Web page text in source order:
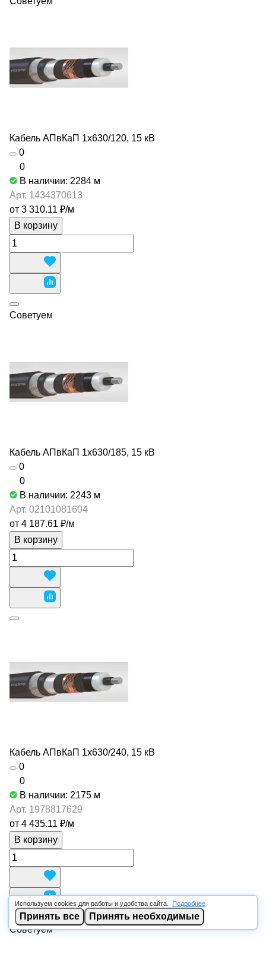
Кабель АПвКаП 1х630/120, 15 кВ
0
0
В наличии: 2284 м
Арт. 1434370613
от 3 310.11 ₽/м
В корзину
Советуем
Кабель АПвКаП 1х630/185, 15 кВ
0
0
В наличии: 2243 м
Арт. 02101081604
от 4 187.61 ₽/м
В корзину
Кабель АПвКаП 1х630/240, 15 кВ
0
0
В наличии: 2175 м
Арт. 1978817629
от 4 435.11 ₽/м
В корзину
Советуем
Используем cookies для работы и удобства сайта. Подробнее
Принять все Принять необходимые